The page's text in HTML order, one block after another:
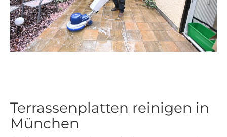
Terrassenplatten reinigen in
München